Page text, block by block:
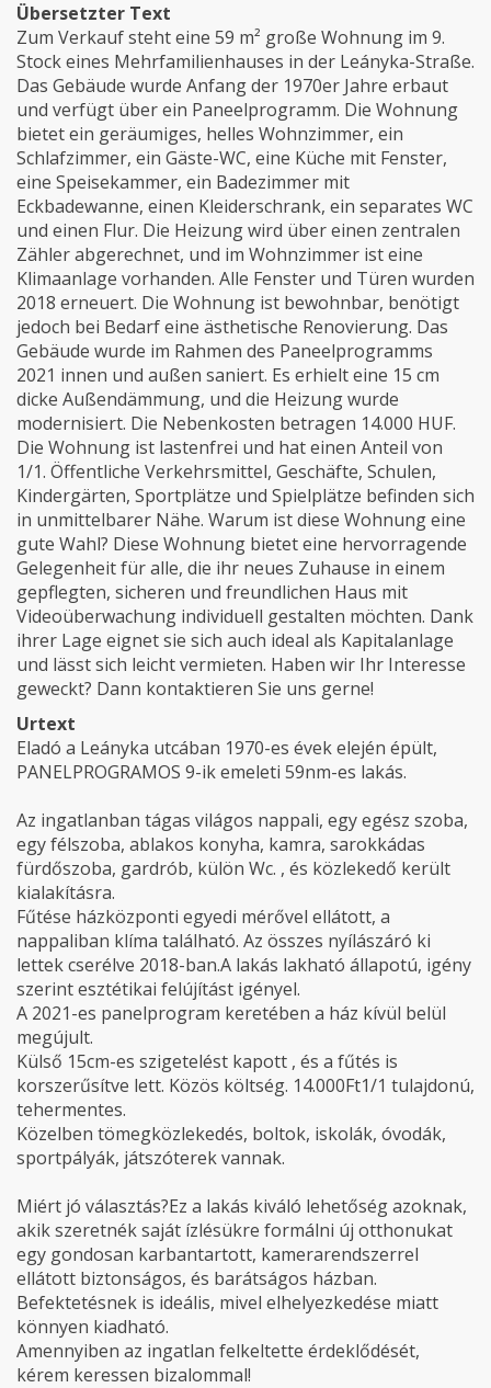
Übersetzter Text
Zum Verkauf steht eine 59 m² große Wohnung im 9.
Stock eines Mehrfamilienhauses in der Leányka-Straße.
Das Gebäude wurde Anfang der 1970er Jahre erbaut
und verfügt über ein Paneelprogramm. Die Wohnung
bietet ein geräumiges, helles Wohnzimmer, ein
Schlafzimmer, ein Gäste-WC, eine Küche mit Fenster,
eine Speisekammer, ein Badezimmer mit
Eckbadewanne, einen Kleiderschrank, ein separates WC
und einen Flur. Die Heizung wird über einen zentralen
Zähler abgerechnet, und im Wohnzimmer ist eine
Klimaanlage vorhanden. Alle Fenster und Türen wurden
2018 erneuert. Die Wohnung ist bewohnbar, benötigt
jedoch bei Bedarf eine ästhetische Renovierung. Das
Gebäude wurde im Rahmen des Paneelprogramms
2021 innen und außen saniert. Es erhielt eine 15 cm
dicke Außendämmung, und die Heizung wurde
modernisiert. Die Nebenkosten betragen 14.000 HUF.
Die Wohnung ist lastenfrei und hat einen Anteil von
1/1. Öffentliche Verkehrsmittel, Geschäfte, Schulen,
Kindergärten, Sportplätze und Spielplätze befinden sich
in unmittelbarer Nähe. Warum ist diese Wohnung eine
gute Wahl? Diese Wohnung bietet eine hervorragende
Gelegenheit für alle, die ihr neues Zuhause in einem
gepflegten, sicheren und freundlichen Haus mit
Videoüberwachung individuell gestalten möchten. Dank
ihrer Lage eignet sie sich auch ideal als Kapitalanlage
und lässt sich leicht vermieten. Haben wir Ihr Interesse
geweckt? Dann kontaktieren Sie uns gerne!
Urtext
Eladó a Leányka utcában 1970-es évek elején épült,
PANELPROGRAMOS 9-ik emeleti 59nm-es lakás.
Az ingatlanban tágas világos nappali, egy egész szoba,
egy félszoba, ablakos konyha, kamra, sarokkádas
fürdőszoba, gardrób, külön Wc. , és közlekedő került
kialakításra.
Fűtése házközponti egyedi mérővel ellátott, a
nappaliban klíma található. Az összes nyílászáró ki
lettek cserélve 2018-ban.A lakás lakható állapotú, igény
szerint esztétikai felújítást igényel.
A 2021-es panelprogram keretében a ház kívül belül
megújult.
Külső 15cm-es szigetelést kapott , és a fűtés is
korszerűsítve lett. Közös költség. 14.000Ft1/1 tulajdonú,
tehermentes.
Közelben tömegközlekedés, boltok, iskolák, óvodák,
sportpályák, játszóterek vannak.
Miért jó választás?Ez a lakás kiváló lehetőség azoknak,
akik szeretnék saját ízlésükre formálni új otthonukat
egy gondosan karbantartott, kamerarendszerrel
ellátott biztonságos, és barátságos házban.
Befektetésnek is ideális, mivel elhelyezkedése miatt
könnyen kiadható.
Amennyiben az ingatlan felkeltette érdeklődését,
kérem keressen bizalommal!